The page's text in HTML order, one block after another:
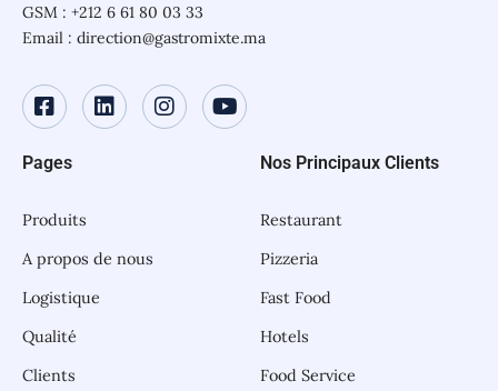
GSM : +212 6 61 80 03 33
Email : direction@gastromixte.ma
Pages
Produits
A propos de nous
Logistique
Qualité
Clients
Nos Principaux Clients
Restaurant
Pizzeria
Fast Food
Hotels
Food Service